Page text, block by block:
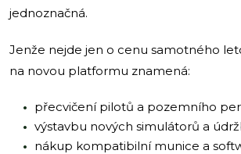
jednoznačná.
Jenže nejde jen o cenu samotného
na novou platformu znamená:
přecvičení pilotů a pozemního
výstavbu nových simulátorů a
nákup kompatibilní munice a